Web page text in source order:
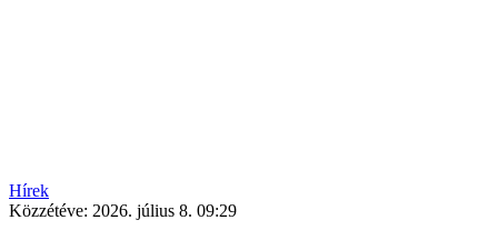
Hírek
Közzétéve: 2026. július 8. 09:29